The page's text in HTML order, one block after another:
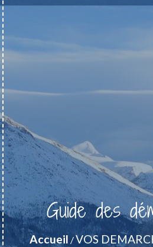
Guide des
Accueil /VOS